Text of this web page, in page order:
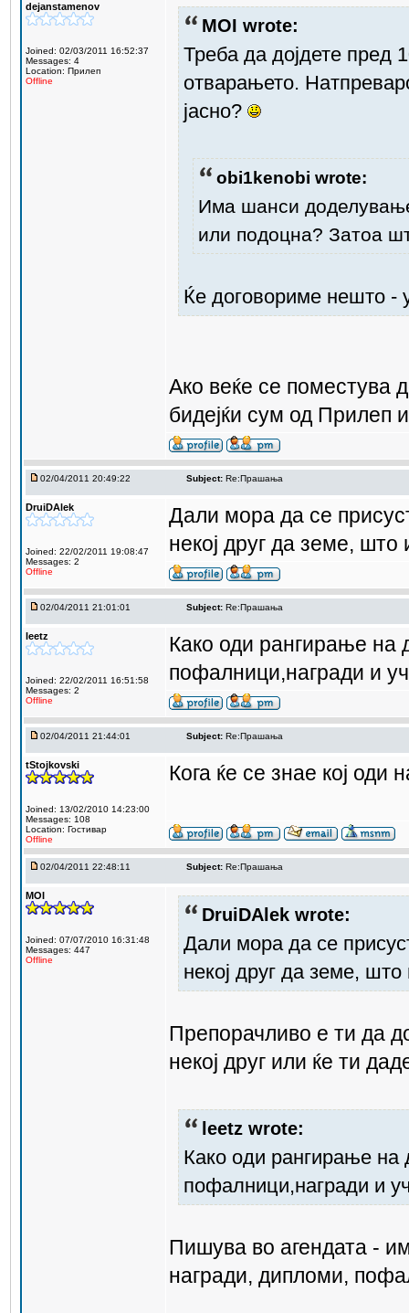
dejanstamenov
Joined: 02/03/2011 16:52:37
Messages: 4
Location: Прилеп
Offline
MOI wrote:
Треба да дојдете пред
отварањето.
јасно?
obi1kenobi wrote:
Има шанси
или подоцна? Затоа
Ќе договориме нешто -
Ако веќе се поместува
бидејќи сум од Прилеп
02/04/2011 20:49:22 Subject: Re:Прашања
DruiDAlek
Joined: 22/02/2011 19:08:47
Messages: 2
Offline
Дали мора да се
некој друг да земе,
02/04/2011 21:01:01 Subject: Re:Прашања
leetz
Joined: 22/02/2011 16:51:58
Messages: 2
Offline
Како оди рангирање на
пофалници,награди и
02/04/2011 21:44:01 Subject: Re:Прашања
tStojkovski
Joined: 13/02/2010 14:23:00
Messages: 108
Location: Гостивар
Offline
Кога ќе се знае кој оди
02/04/2011 22:48:11 Subject: Re:Прашања
MOI
Joined: 07/07/2010 16:31:48
Messages: 447
Offline
DruiDAlek wrote:
Дали мора да се
некој друг да земе,
Препорачливо е ти да
некој друг или ќе ти
leetz wrote:
Како оди рангирање на
пофалници,награди и
Пишува во агендата -
награди, дипломи,